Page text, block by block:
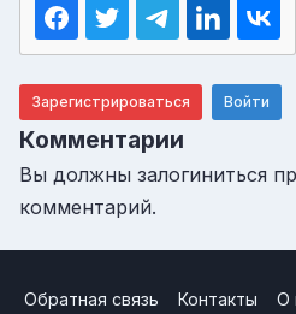
Зарегистрироваться Войти
Комментарии
Вы должны залогиниться
комментарий.
Обратная связь Контакты О